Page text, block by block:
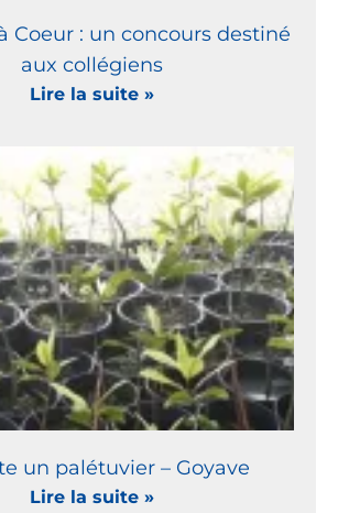
Coeur : un concours destiné
aux collégiens
Lire la suite »
un palétuvier – Goyave
Lire la suite »